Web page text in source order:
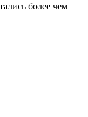
более чем